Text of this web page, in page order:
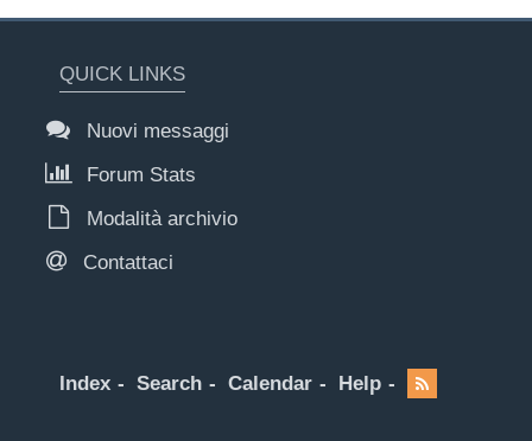
QUICK LINKS
Nuovi messaggi
Forum Stats
Modalità archivio
Contattaci
Index Search Calendar Help